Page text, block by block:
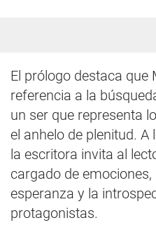
El prólogo destaca que
referencia a la
un ser que representa
el anhelo de plenitud. A
la escritora invita al
cargado de emociones,
esperanza y la
protagonistas.